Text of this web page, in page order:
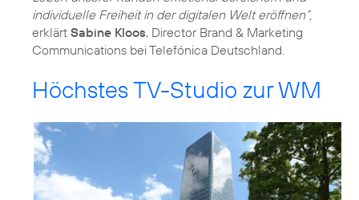
individuelle Freiheit in der digitalen Welt eröffnen“,
erklärt Sabine Kloos, Director Brand & Marketing
Communications bei Telefónica Deutschland.
Höchstes TV-Studio zur WM